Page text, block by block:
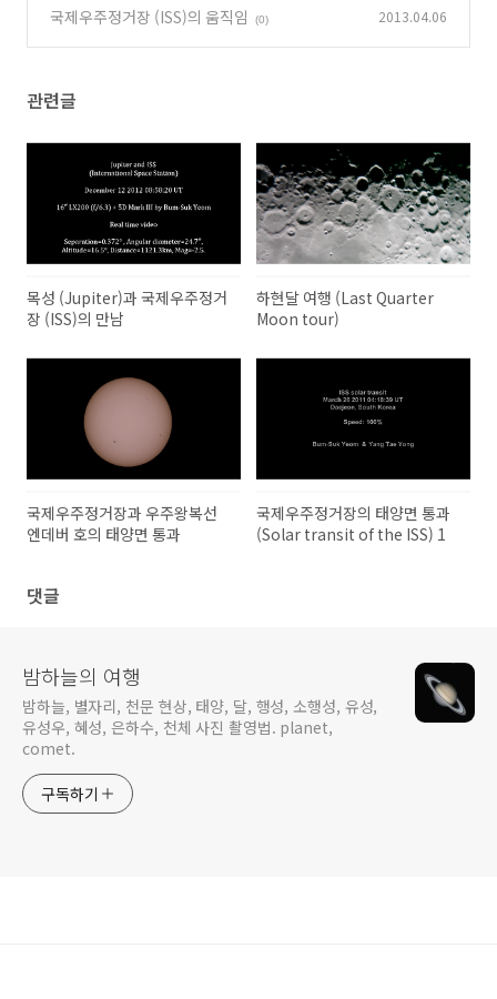
of the ISS) 1
(0)
국제우주정거장 (ISS)의 움직임 (0) 2013.04.06
관련글
목성 (Jupiter)과 국제우주정거
장 (ISS)의 만남
하현달 여행 (Last Quarter
Moon tour)
국제우주정거장과 우주왕복선
엔데버 호의 태양면 통과
국제우주정거장의 태양면 통과
(Solar transit of the ISS) 1
댓글
밤하늘의 여행
밤하늘, 별자리, 천문 현상, 태양, 달, 행성, 소행성, 유성,
유성우, 혜성, 은하수, 천체 사진 촬영법. planet,
comet.
구독하기